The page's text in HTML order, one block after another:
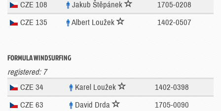
CZE 108 Jakub Štěpánek 1705-0208
CZE 135 Albert Loužek 1402-0507
FORMULA WINDSURFING
registered: 7
CZE 34
Karel Loužek 1402-0398
CZE 63 David Drda 1705-0090